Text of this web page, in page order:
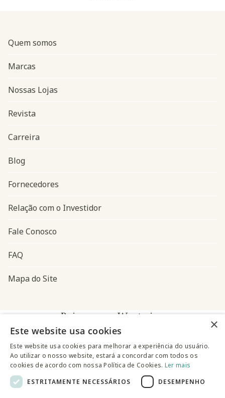
Navegação do rodapé
Quem somos
Marcas
Nossas Lojas
Revista
Carreira
Blog
Fornecedores
Relação com o Investidor
Fale Conosco
FAQ
Mapa do Site
Baixe o app Westwing
×
Este website usa cookies
Este website usa cookies para melhorar a experiência do usuário.
Ao utilizar o nosso website, estará a concordar com todos os
cookies de acordo com nossa Política de Cookies. Ler mais
ESTRITAMENTE NECESSÁRIOS
DESEMPENHO